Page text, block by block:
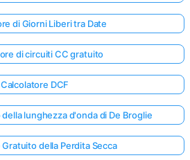
di Giorni Liberi tra Date
di circuiti CC gratuito
Calcolatore DCF
lunghezza d'onda di De Broglie
della Perdita Secca